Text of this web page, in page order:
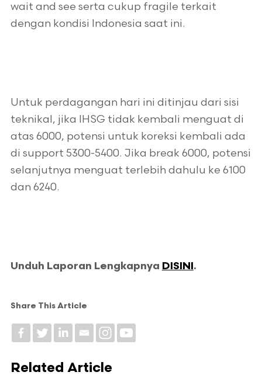
wait and see serta cukup fragile terkait
dengan kondisi Indonesia saat ini.
Untuk perdagangan hari ini ditinjau dari sisi
teknikal, jika IHSG tidak kembali menguat di
atas 6000, potensi untuk koreksi kembali ada
di support 5300-5400. Jika break 6000, potensi
selanjutnya menguat terlebih dahulu ke 6100
dan 6240.
Unduh Laporan Lengkapnya DISINI.
Share This Article
Related Article